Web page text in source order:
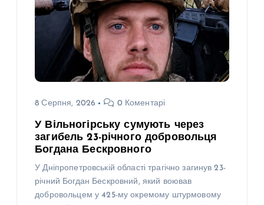
8 Серпня, 2026 0 Коментарі
У Вільногірську сумують через
загибель 23-річного добровольця
Богдана Бескровного
У Дніпропетровській області трагічно загинув 23-
річний Богдан Бескровний, який воював
добровольцем у 425-му окремому штурмовому